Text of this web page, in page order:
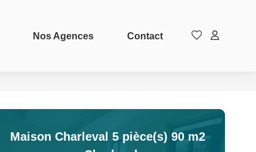
Nos Agences Contact
Maison Charleval 5 pièce(s) 90 m2